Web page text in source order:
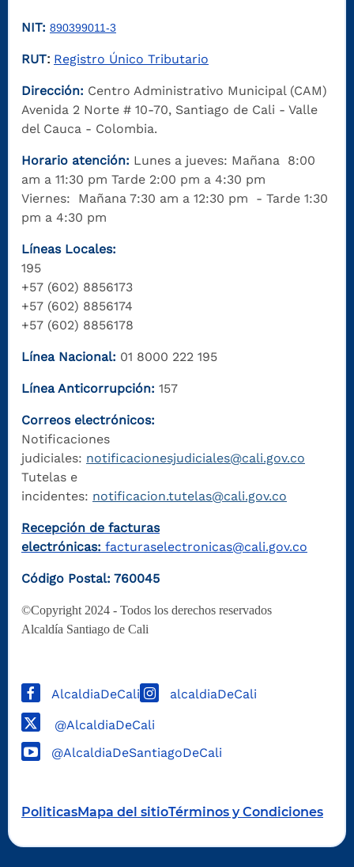
NIT: 890399011-3
RUT: Registro Único Tributario
Dirección: Centro Administrativo Municipal (CAM)
Avenida 2 Norte # 10-70, Santiago de Cali - Valle
del Cauca - Colombia.
Horario atención: Lunes a jueves: Mañana 8:00
am a 11:30 pm Tarde 2:00 pm a 4:30 pm
Viernes: Mañana 7:30 am a 12:30 pm - Tarde 1:30
pm a 4:30 pm
Líneas Locales:
195
+57 (602) 8856173
+57 (602) 8856174
+57 (602) 8856178
Línea Nacional: 01 8000 222 195
Línea Anticorrupción: 157
Correos electrónicos:
Notificaciones
judiciales: notificacionesjudiciales@cali.gov.co
Tutelas e
incidentes: notificacion.tutelas@cali.gov.co
Recepción de facturas
electrónicas: facturaselectronicas@cali.gov.co
Código Postal: 760045
©Copyright 2024 - Todos los derechos reservados
Alcaldía Santiago de Cali
AlcaldiaDeCali alcaldiaDeCali
@AlcaldiaDeCali
@AlcaldiaDeSantiagoDeCali
PoliticasMapa del sitioTérminos y Condiciones